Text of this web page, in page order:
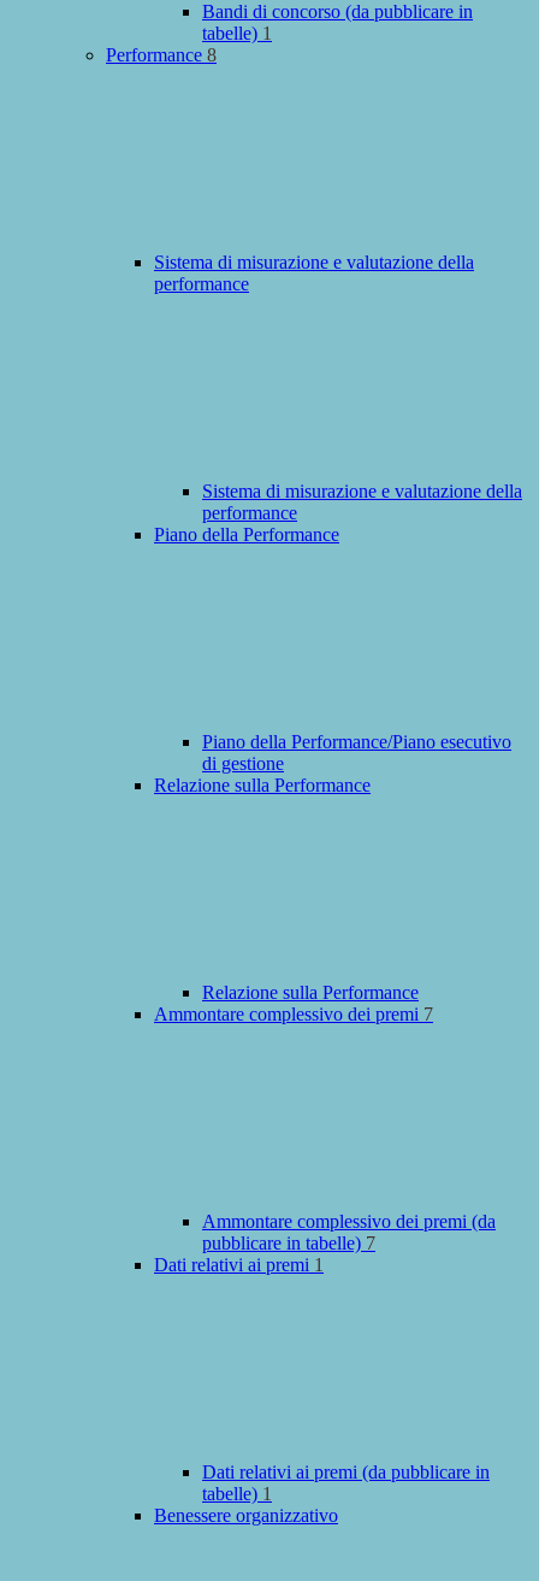
Bandi di concorso (da pubblicare in
tabelle) 1
Performance 8
Sistema di misurazione e valutazione della
performance
Sistema di misurazione e valutazione della
performance
Piano della Performance
Piano della Performance/Piano esecutivo
di gestione
Relazione sulla Performance
Relazione sulla Performance
Ammontare complessivo dei premi 7
Ammontare complessivo dei premi (da
pubblicare in tabelle) 7
Dati relativi ai premi 1
Dati relativi ai premi (da pubblicare in
tabelle) 1
Benessere organizzativo